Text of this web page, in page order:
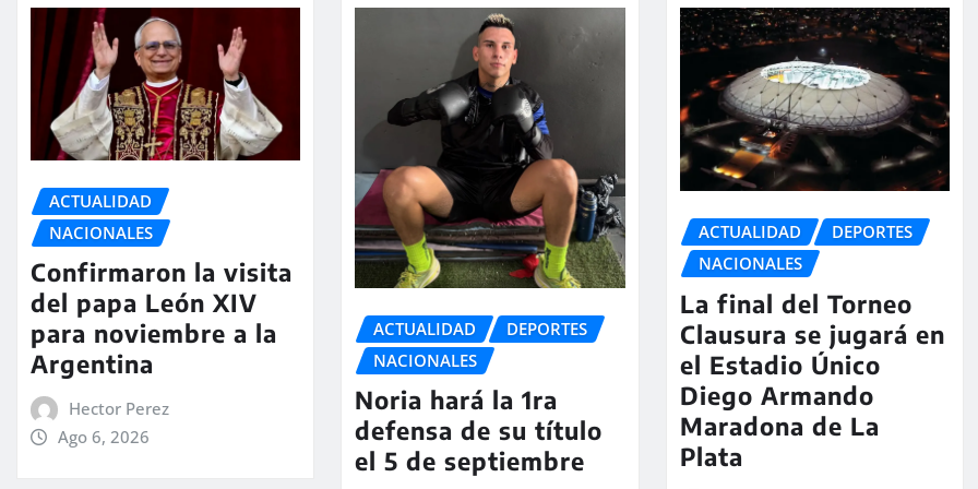
ACTUALIDAD
NACIONALES
Confirmaron la visita
del papa León XIV
para noviembre a la
Argentina
Hector Perez
Ago 6, 2026
ACTUALIDAD
DEPORTES
NACIONALES
Noria hará la 1ra
defensa de su título
el 5 de septiembre
ACTUALIDAD
DEPORTES
NACIONALES
La final del Torneo
Clausura se jugará en
el Estadio Único
Diego Armando
Maradona de La
Plata